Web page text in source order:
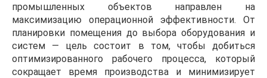
промышленных объектов направлен на
максимизацию операционной эффективности. От
планировки помещения до выбора оборудования и
систем — цель состоит в том, чтобы добиться
оптимизированного рабочего процесса, который
сокращает время производства и минимизирует